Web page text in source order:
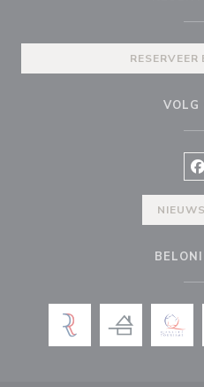
RESERVEER
VOLG